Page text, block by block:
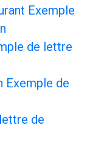
Exemple
de lettre
Exemple de
de